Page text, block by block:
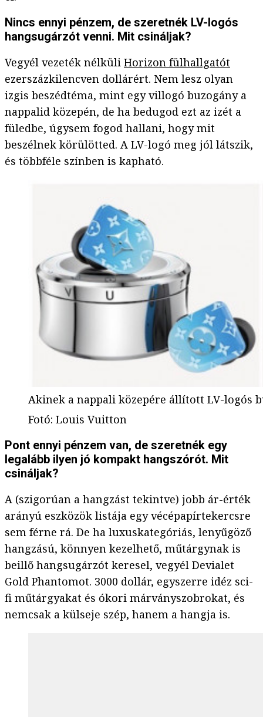
Nincs ennyi pénzem, de szeretnék LV-logós
hangsugárzót venni. Mit csináljak?
Vegyél vezeték nélküli Horizon fülhallgatót
ezerszázkilencven dollárért. Nem lesz olyan
izgis beszédtéma, mint egy villogó buzogány a
nappalid közepén, de ha bedugod ezt az izét a
füledbe, úgysem fogod hallani, hogy mit
beszélnek körülötted. A LV-logó meg jól látszik,
és többféle színben is kapható.
Akinek a nappali közepére állított LV-logós
Fotó: Louis Vuitton
Pont ennyi pénzem van, de szeretnék egy
legalább ilyen jó kompakt hangszórót. Mit
csináljak?
A (szigorúan a hangzást tekintve) jobb ár-érték
arányú eszközök listája egy vécépapírtekercsre
sem férne rá. De ha luxuskategóriás, lenyűgöző
hangzású, könnyen kezelhető, műtárgynak is
beillő hangsugárzót keresel, vegyél Devialet
Gold Phantomot. 3000 dollár, egyszerre idéz sci-
fi műtárgyakat és ókori márványszobrokat, és
nemcsak a külseje szép, hanem a hangja is.